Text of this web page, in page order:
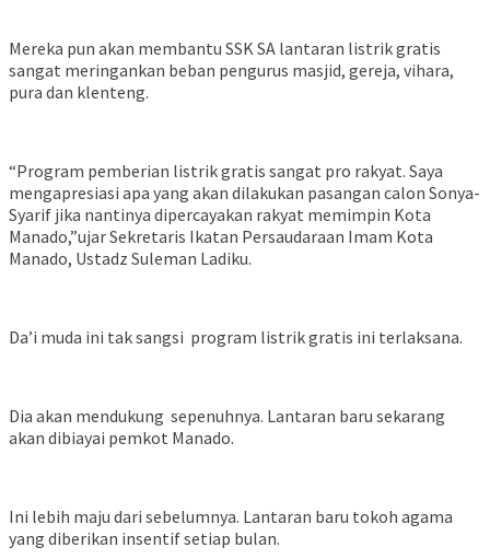
Mereka pun akan membantu SSK SA lantaran listrik gratis
sangat meringankan beban pengurus masjid, gereja, vihara,
pura dan klenteng.
“Program pemberian listrik gratis sangat pro rakyat. Saya
mengapresiasi apa yang akan dilakukan pasangan calon Sonya-
Syarif jika nantinya dipercayakan rakyat memimpin Kota
Manado,”ujar Sekretaris Ikatan Persaudaraan Imam Kota
Manado, Ustadz Suleman Ladiku.
Da’i muda ini tak sangsi program listrik gratis ini terlaksana.
Dia akan mendukung sepenuhnya. Lantaran baru sekarang
akan dibiayai pemkot Manado.
Ini lebih maju dari sebelumnya. Lantaran baru tokoh agama
yang diberikan insentif setiap bulan.